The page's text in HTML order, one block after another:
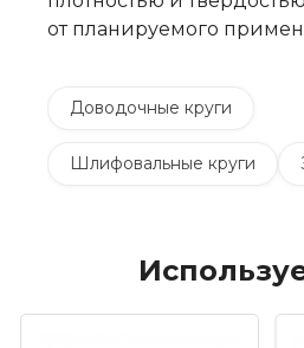
от планируемого
Доводочные круги
Шлифовальные круги
Круги лепестковые
(КЛТ)